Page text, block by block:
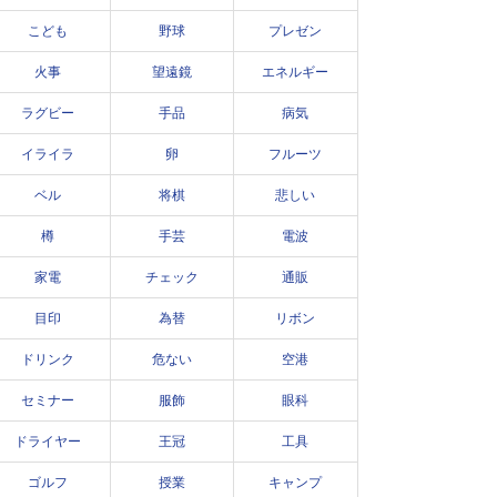
こども 野球 プレゼン
火事 望遠鏡 エネルギー
ラグビー 手品 病気
イライラ 卵 フルーツ
ベル 将棋 悲しい
樽 手芸 電波
家電 チェック 通販
目印 為替 リボン
ドリンク 危ない 空港
セミナー 服飾 眼科
ドライヤー 王冠 工具
ゴルフ 授業 キャンプ